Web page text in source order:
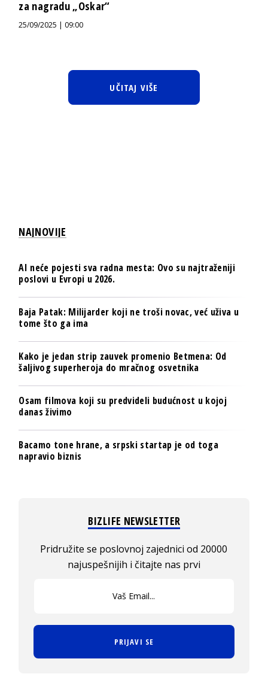
za nagradu „Oskar“
25/09/2025 | 09:00
UČITAJ VIŠE
NAJNOVIJE
AI neće pojesti sva radna mesta: Ovo su najtraženiji
poslovi u Evropi u 2026.
Baja Patak: Milijarder koji ne troši novac, već uživa u
tome što ga ima
Kako je jedan strip zauvek promenio Betmena: Od
šaljivog superheroja do mračnog osvetnika
Osam filmova koji su predvideli budućnost u kojoj
danas živimo
Bacamo tone hrane, a srpski startap je od toga
napravio biznis
BIZLIFE NEWSLETTER
Pridružite se poslovnoj zajednici od 20000
najuspešnijih i čitajte nas prvi
PRIJAVI SE